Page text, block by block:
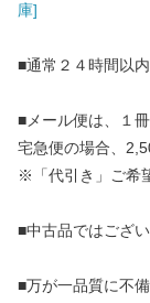
庫]
■通常２４時間以
■メール便は、１
宅急便の場合、
※「代引き」ご希
■中古品ではござ
■万が一品質に不